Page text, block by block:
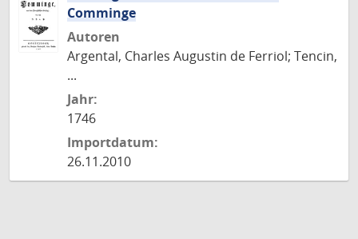
Comminge
Autoren
Argental, Charles Augustin de Ferriol; Tencin,
...
Jahr:
1746
Importdatum:
26.11.2010